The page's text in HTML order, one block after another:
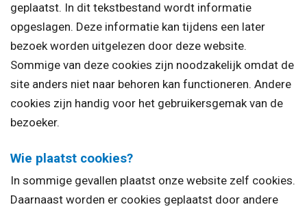
geplaatst. In dit tekstbestand wordt informatie
opgeslagen. Deze informatie kan tijdens een later
bezoek worden uitgelezen door deze website.
Sommige van deze cookies zijn noodzakelijk omdat de
site anders niet naar behoren kan functioneren. Andere
cookies zijn handig voor het gebruikersgemak van de
bezoeker.
Wie plaatst cookies?
In sommige gevallen plaatst onze website zelf cookies.
Daarnaast worden er cookies geplaatst door andere